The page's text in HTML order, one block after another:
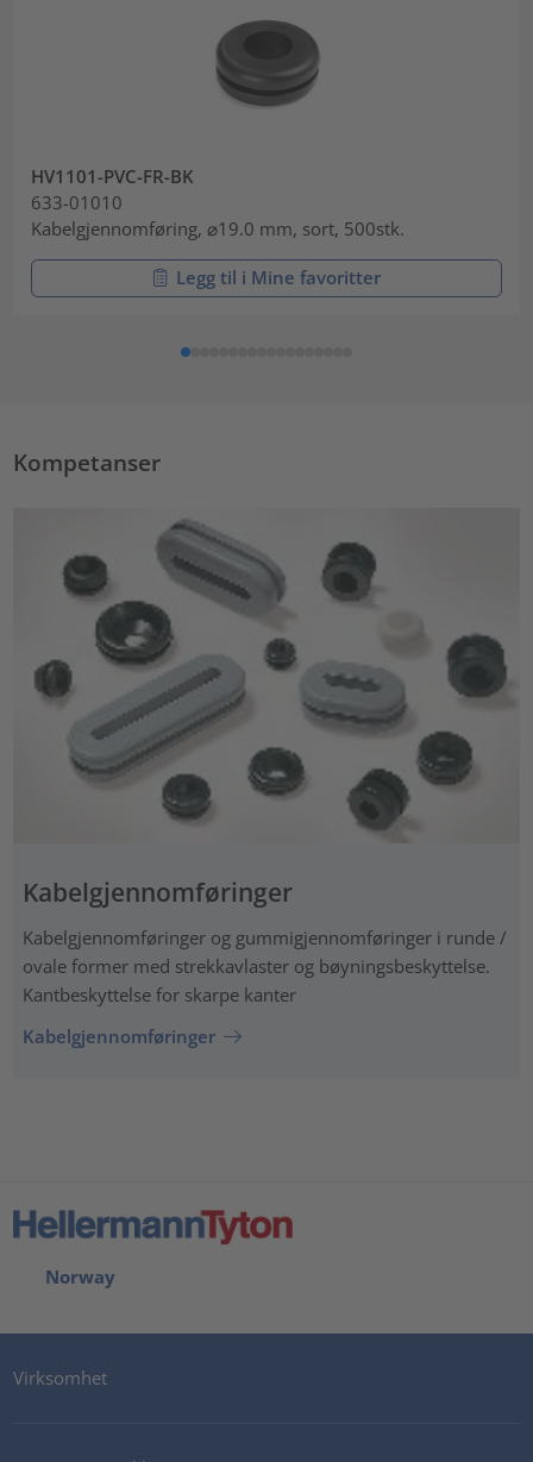
HV1101-PVC-FR-BK
633-01010
Kabelgjennomføring, ⌀19.0 mm, sort, 500stk.
Legg til i Mine favoritter
Kompetanser
Kabelgjennomføringer
Kabelgjennomføringer og gummigjennomføringer i runde /
ovale former med strekkavlaster og bøyningsbeskyttelse.
Kantbeskyttelse for skarpe kanter
Kabelgjennomføringer
Norway
Virksomhet